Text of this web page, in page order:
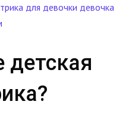
для девочки девочка
детская